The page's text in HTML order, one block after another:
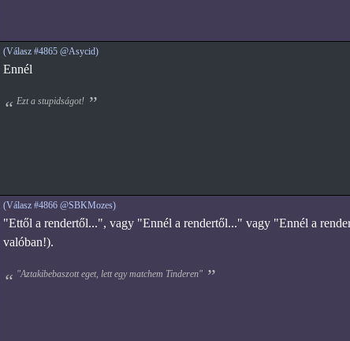
(Válasz #4865 @Asycid)
Ennél
Ezt a stupidságot!
(Válasz #4866 @SBKMozes)
"Ettől a rendertől...", vagy "Ennél a rendertől..." vagy "Ennél a
valóban!).
"Aztakibebaszott eget, lett egy matchem Tinderen"